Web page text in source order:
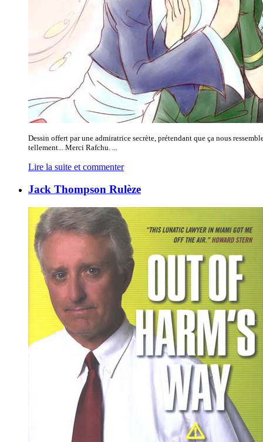
Dessin offert par une admiratrice secrète, prétendant que ça nous
tellement... Merci Rafchu. ...
Lire la suite et commenter
Jack Thompson Rulèze